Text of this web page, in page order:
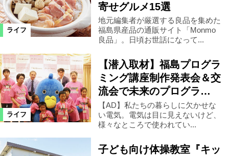
猪苗代町 桑折町 三春町
須賀川市 浪江町 本宮市
宮城県 新地町 三島町
西会津町 川俣町 会津美里町
ライフ
寄せグルメ15選
地元編集者が厳選する良品を集めた
福島県産品の通販サイト「Monmo
良品」。日頃お世話になって...
ライフ
【潜入取材】福島プログラ
ミング講座制作発表会＆交
流会で未来のプログラ…
【AD】私たちの暮らしに欠かせな
い電気。電気は目に見えないけど、
様々なところで使われてい...
子ども向け体操教室『キッ